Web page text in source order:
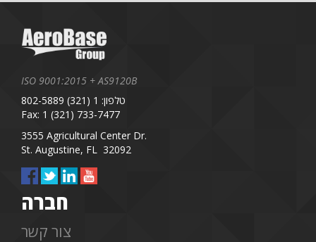
ISO 9001:2015 + AS9120B
טלפון: 1 (321) 802-5889
Fax: 1 (321) 733-7477
3555 Agricultural Center Dr.
St. Augustine, FL 32092
חברה
צור קשר